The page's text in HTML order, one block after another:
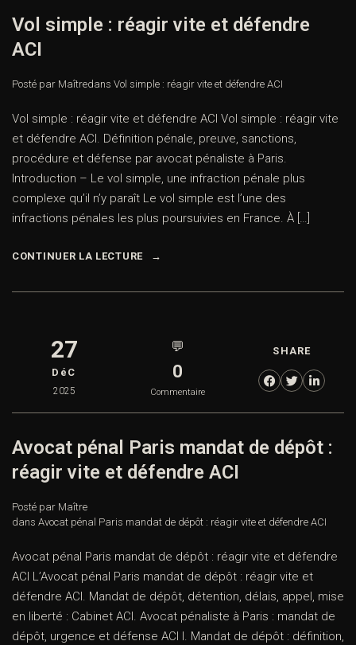
Vol simple : réagir vite et défendre
ACI
Posté par Maîtredans Vol simple : réagir vite et défendre ACI
Vol simple : réagir vite et défendre ACI Vol simple : réagir vite
et défendre ACI. Définition pénale, preuve, sanctions,
procédure et défense par avocat pénaliste à Paris.
Introduction – Le vol simple, une infraction pénale plus
complexe qu’il n’y paraît Le vol simple est l’une des
infractions pénales les plus poursuivies en France. À […]
CONTINUER LA LECTURE
27
DéC
2025
💬
0
Commentaire
SHARE
Avocat pénal Paris mandat de dépôt :
réagir vite et défendre ACI
Posté par Maître
dans Avocat pénal Paris mandat de dépôt : réagir vite et défendre ACI
Avocat pénal Paris mandat de dépôt : réagir vite et défendre
ACI L’Avocat pénal Paris mandat de dépôt : réagir vite et
défendre ACI. Mandat de dépôt, détention, délais, appel, mise
en liberté : Cabinet ACI. Avocat pénaliste à Paris : mandat de
dépôt, urgence et défense ACI I. Mandat de dépôt : définition,